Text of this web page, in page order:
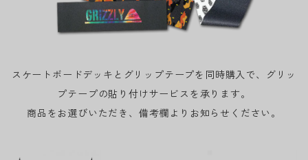
スケートボードデッキとグリップテープを同時購入で、グリッ
プテープの貼り付けサービスを承ります。
商品をお選びいただき、備考欄よりお知らせください。